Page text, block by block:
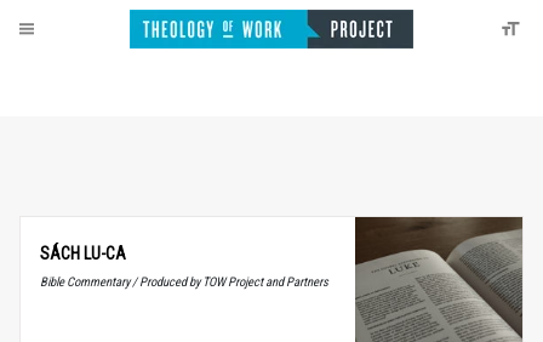
SÁCH LU-CA
Bible Commentary / Produced by TOW Project and Partners